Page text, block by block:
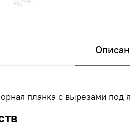
планка с вырезами